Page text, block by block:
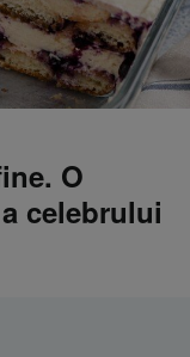
O
celebrului